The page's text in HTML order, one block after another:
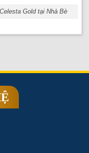
Gold tại Nhà Bè